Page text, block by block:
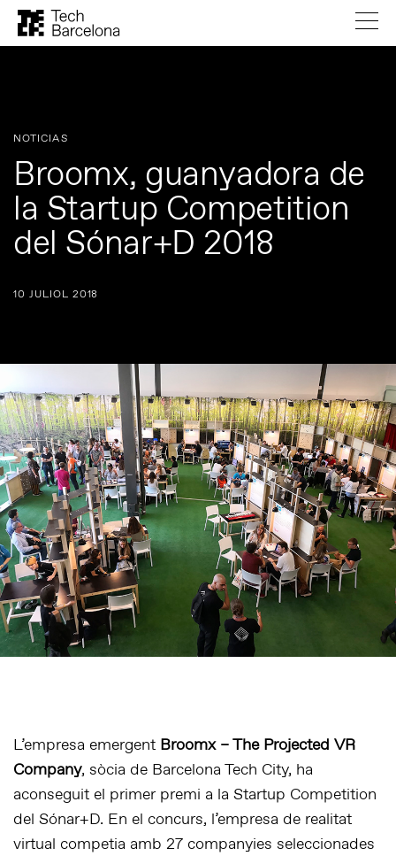
NOTICIAS
Broomx, guanyadora de
la Startup Competition
del Sónar+D 2018
10 JULIOL 2018
L’empresa emergent Broomx – The Projected VR
Company, sòcia de Barcelona Tech City, ha
aconseguit el primer premi a la Startup Competition
del Sónar+D. En el concurs, l’empresa de realitat
virtual competia amb 27 companyies seleccionades